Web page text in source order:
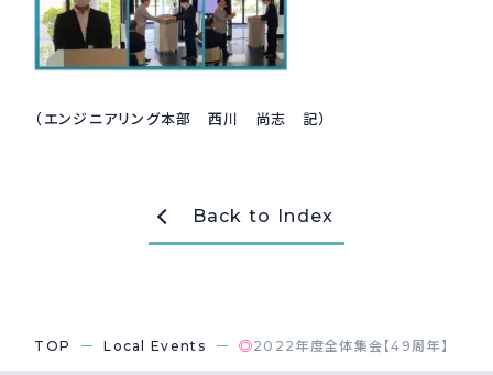
（エンジニアリング本部 西川 尚志 記）
Back to Index
TOP Local Events ◎2022年度全体集会【49周年】